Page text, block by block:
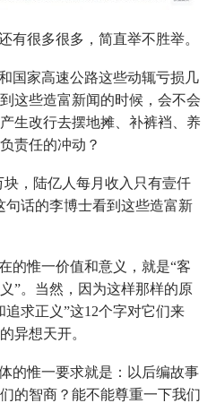
有很多很多，简直举不胜举。
国家高速公路这些动辄亏损几
这些造富新闻的时候，会不会
生改行去摆地摊、补裤裆、养
责任的冲动？
，陆亿人每月收入只有壹仟
句话的李博士看到这些造富新
的惟一价值和意义，就是“客
”。当然，因为这样那样的原
求正义”这12个字对它们来
异想天开。
的惟一要求就是：以后编故事
的智商？能不能尊重一下我们